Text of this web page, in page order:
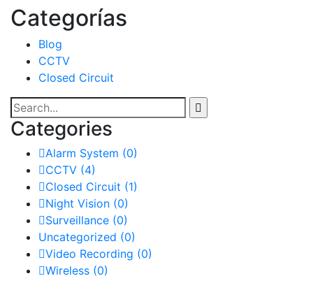
Categorías
Blog
CCTV
Closed Circuit
Categories
Alarm System (0)
CCTV (4)
Closed Circuit (1)
Night Vision (0)
Surveillance (0)
Uncategorized (0)
Video Recording (0)
Wireless (0)